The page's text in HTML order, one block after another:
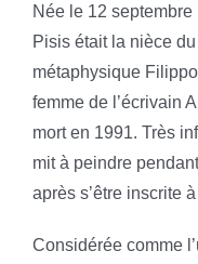
Née le 12
Pisis était la nièce
métaphysique
femme de l’écrivain
mort en 1991. Très
mit à peindre
après s’être inscrite
Considérée comme